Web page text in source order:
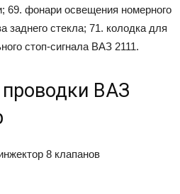
69. фонари освещения номерного
заднего стекла; 71. колодка для
стоп-сигнала ВАЗ 2111.
ВАЗ